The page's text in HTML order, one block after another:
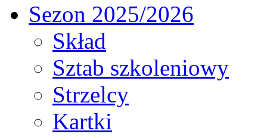
Sezon 2025/2026
Skład
Sztab szkoleniowy
Strzelcy
Kartki